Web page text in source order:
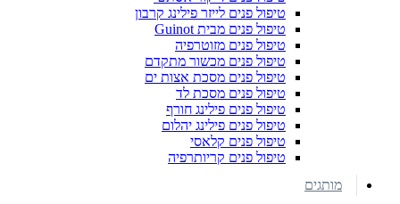
טיפול פנים לייזר פילינג קרבון
טיפול פנים מבית Guinot
טיפול פנים מזוטרפיה
טיפול פנים מכשור מתקדם
טיפול פנים מסכת אצות ים
טיפול פנים מסכת לד
טיפול פנים פילינג חורף
טיפול פנים פילינג יהלום
טיפול פנים קלאסי
טיפול פנים קריותרפיה
מותגים